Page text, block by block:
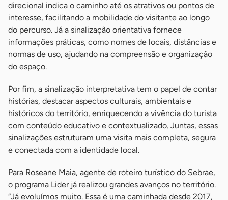
direcional indica o caminho até os atrativos ou pontos de
interesse, facilitando a mobilidade do visitante ao longo
do percurso. Já a sinalização orientativa fornece
informações práticas, como nomes de locais, distâncias e
normas de uso, ajudando na compreensão e organização
do espaço.
Por fim, a sinalização interpretativa tem o papel de contar
histórias, destacar aspectos culturais, ambientais e
históricos do território, enriquecendo a vivência do turista
com conteúdo educativo e contextualizado. Juntas, essas
sinalizações estruturam uma visita mais completa, segura
e conectada com a identidade local.
Para Roseane Maia, agente de roteiro turístico do Sebrae,
o programa Lider já realizou grandes avanços no território.
“Já evoluímos muito. Essa é uma caminhada desde 2017,